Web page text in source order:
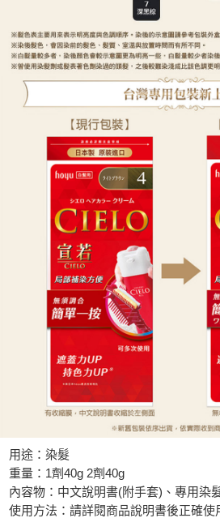
用途：染髮
重量：1劑40g 2劑40g
內容物：中文說明書(附手套)、專用染
使用方法：請詳閱商品說明書後正確使